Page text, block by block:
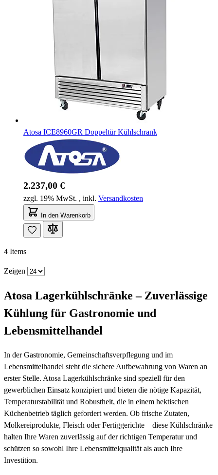
Atosa ICE8960GR Doppeltür Kühlschrank
2.237,00 €
zzgl. 19% MwSt. , inkl. Versandkosten
In den Warenkorb
4 Items
Zeigen
Atosa Lagerkühlschränke – Zuverlässige
Kühlung für Gastronomie und
Lebensmittelhandel
In der Gastronomie, Gemeinschaftsverpflegung und im
Lebensmittelhandel steht die sichere Aufbewahrung von Waren an
erster Stelle. Atosa Lagerkühlschränke sind speziell für den
gewerblichen Einsatz konzipiert und bieten die nötige Kapazität,
Temperaturstabilität und Robustheit, die in einem hektischen
Küchenbetrieb täglich gefordert werden. Ob frische Zutaten,
Molkereiprodukte, Fleisch oder Fertiggerichte – diese Kühlschränke
halten Ihre Waren zuverlässig auf der richtigen Temperatur und
schützen so sowohl Ihre Lebensmittelqualität als auch Ihre
Investition.